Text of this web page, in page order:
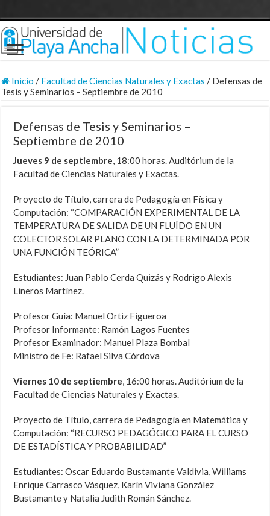
Inicio / Facultad de Ciencias Naturales y Exactas / Defensas de
Tesis y Seminarios – Septiembre de 2010
Defensas de Tesis y Seminarios –
Septiembre de 2010
Jueves 9 de septiembre, 18:00 horas. Auditórium de la
Facultad de Ciencias Naturales y Exactas.
Proyecto de Título, carrera de Pedagogía en Física y
Computación: “COMPARACIÓN EXPERIMENTAL DE LA
TEMPERATURA DE SALIDA DE UN FLUÍDO EN UN
COLECTOR SOLAR PLANO CON LA DETERMINADA POR
UNA FUNCIÓN TEÓRICA”
Estudiantes: Juan Pablo Cerda Quizás y Rodrigo Alexis
Lineros Martínez.
Profesor Guía: Manuel Ortiz Figueroa
Profesor Informante: Ramón Lagos Fuentes
Profesor Examinador: Manuel Plaza Bombal
Ministro de Fe: Rafael Silva Córdova
Viernes 10 de septiembre, 16:00 horas. Auditórium de la
Facultad de Ciencias Naturales y Exactas.
Proyecto de Título, carrera de Pedagogía en Matemática y
Computación: “RECURSO PEDAGÓGICO PARA EL CURSO
DE ESTADÍSTICA Y PROBABILIDAD”
Estudiantes: Oscar Eduardo Bustamante Valdivia, Williams
Enrique Carrasco Vásquez, Karín Viviana González
Bustamante y Natalia Judith Román Sánchez.